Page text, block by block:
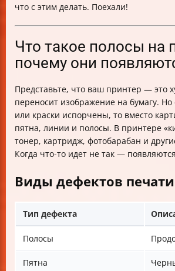
что с этим делать. Поехали!
Что такое полосы на
почему они
Представьте, что ваш принтер — это
переносит изображение на бумагу. Но
или краски испорчены, то вместо
пятна, линии и полосы. В принтере
тонер, картридж, фотобарабан и
Когда что-то идет не так —
Виды дефектов печати
Тип дефекта
Полосы
Пятна